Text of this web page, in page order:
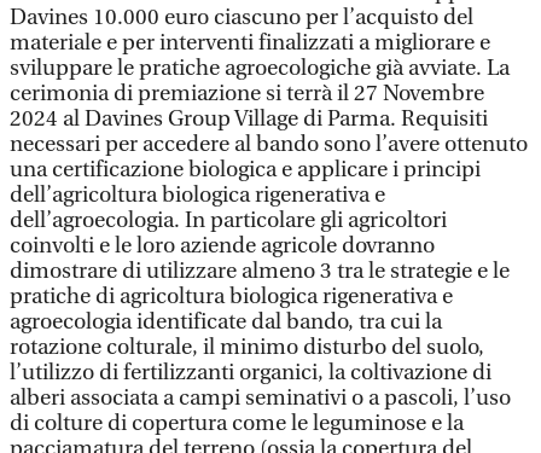
Davines 10.000 euro ciascuno per l’acquisto del
materiale e per interventi finalizzati a migliorare e
sviluppare le pratiche agroecologiche già avviate. La
cerimonia di premiazione si terrà il 27 Novembre
2024 al Davines Group Village di Parma. Requisiti
necessari per accedere al bando sono l’avere ottenuto
una certificazione biologica e applicare i principi
dell’agricoltura biologica rigenerativa e
dell’agroecologia. In particolare gli agricoltori
coinvolti e le loro aziende agricole dovranno
dimostrare di utilizzare almeno 3 tra le strategie e le
pratiche di agricoltura biologica rigenerativa e
agroecologia identificate dal bando, tra cui la
rotazione colturale, il minimo disturbo del suolo,
l’utilizzo di fertilizzanti organici, la coltivazione di
alberi associata a campi seminativi o a pascoli, l’uso
di colture di copertura come le leguminose e la